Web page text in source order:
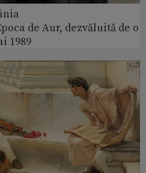
de Aur, dezvăluită de o
1989